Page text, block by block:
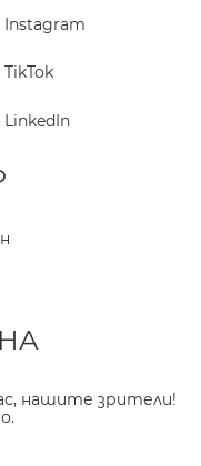
Instagram
TikTok
LinkedIn
нашите зрители!